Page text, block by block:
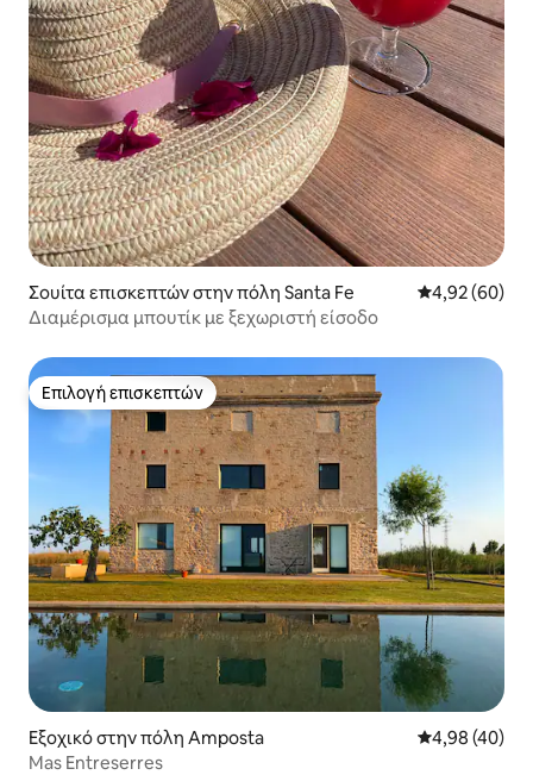
Σουίτα επισκεπτών στην πόλη Santa Fe Μέση
4,92 (60)
Διαμέρισμα μπουτίκ με ξεχωριστή είσοδο
Επιλογή επισκεπτών
Επιλογή επισκεπτών
Εξοχικό στην πόλη Amposta Μέση
4,98 (40)
Mas Entreserres